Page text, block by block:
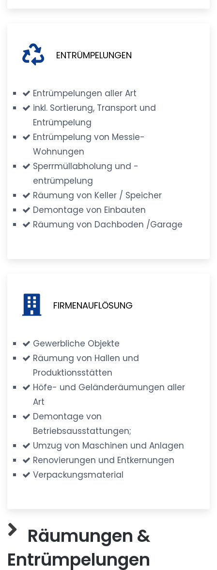
ENTRÜMPELUNGEN
Entrümpelungen aller Art
inkl. Sortierung, Transport und
Entrümpelung
Entrümpelung von Messie-
Wohnungen
Sperrmüllabholung und -
entrümpelung
Räumung von Keller / Speicher
Demontage von Einbauten
Räumung von Dachboden /Garage
FIRMENAUFLÖSUNG
Gewerbliche Objekte
Räumung von Hallen und
Produktionsstätten
Höfe- und Geländeräumungen aller
Art
Demontage von
Betriebsausstattungen;
Umzug von Maschinen und Anlagen
Renovierungen und Entkernungen
Verpackungsmaterial
Räumungen &
Entrümpelungen